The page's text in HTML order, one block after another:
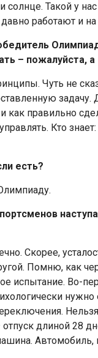
солнце. Такой у
работают и
– пожалуйста,
Чуть не
и как правильно
Кто
есть?
Скорее,
Помню, как
испытание. Во-
длиной 28
Автомобиль,